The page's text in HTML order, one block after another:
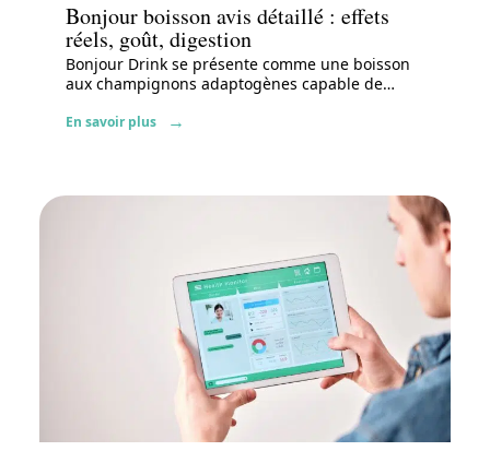
Bonjour boisson avis détaillé : effets
réels, goût, digestion
Bonjour Drink se présente comme une boisson
aux champignons adaptogènes capable de…
En savoir plus